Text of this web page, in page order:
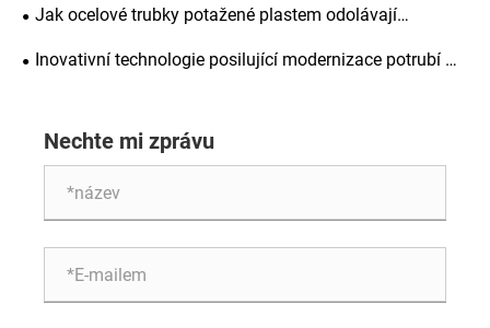
Jak ocelové trubky potažené plastem odolávají
extrémnímu klimatu Středního východu?
Inovativní technologie posilující modernizace potrubí –
Nechte mi zprávu